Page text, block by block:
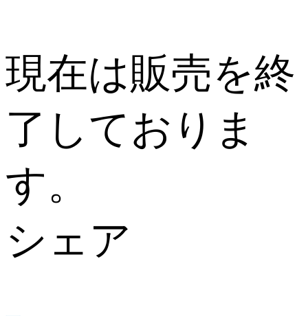
現在は販売を終
了しておりま
す。
シェア